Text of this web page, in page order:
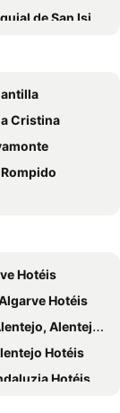
San Isidro Labrador
Cristina
Hotéis
Hotéis
Alentejo Hotéis
Hotéis
Hotéis
Algarve Hotéis